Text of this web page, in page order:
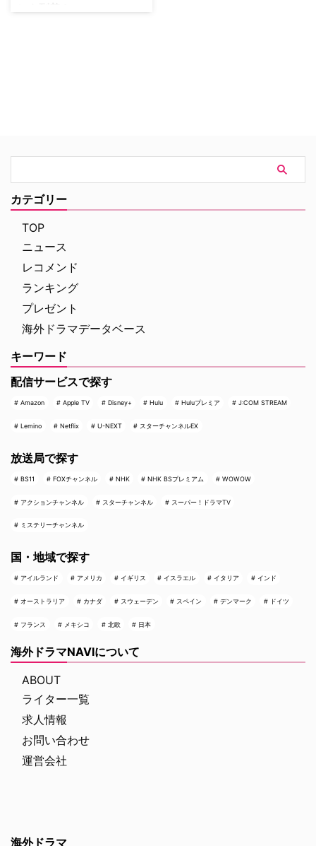
ント到着！
カテゴリー
TOP
ニュース
レコメンド
ランキング
プレゼント
海外ドラマデータベース
キーワード
配信サービスで探す
Amazon Apple TV Disney+ Hulu Huluプレミア J:COM STREAM
Lemino Netflix U-NEXT スターチャンネルEX
放送局で探す
BS11 FOXチャンネル NHK NHK BSプレミアム WOWOW
アクションチャンネル スターチャンネル スーパー！ドラマTV
ミステリーチャンネル
国・地域で探す
アイルランド アメリカ イギリス イスラエル イタリア インド
オーストラリア カナダ スウェーデン スペイン デンマーク ドイツ
フランス メキシコ 北欧 日本
海外ドラマNAVIについて
ABOUT
ライター一覧
求人情報
お問い合わせ
運営会社
海外ドラマ